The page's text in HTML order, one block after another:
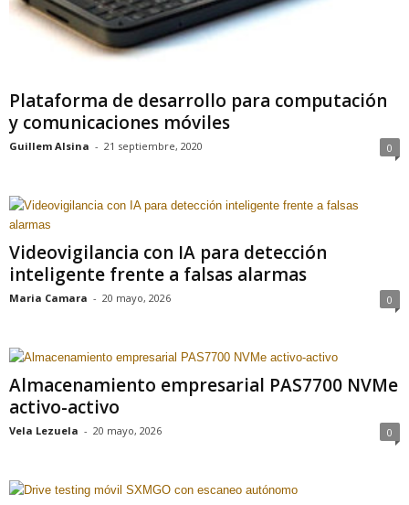
Plataforma de desarrollo para computación
y comunicaciones móviles
Guillem Alsina - 21 septiembre, 2020 0
Videovigilancia con IA para detección
inteligente frente a falsas alarmas
Maria Camara - 20 mayo, 2026 0
Almacenamiento empresarial PAS7700 NVMe
activo-activo
Vela Lezuela - 20 mayo, 2026 0